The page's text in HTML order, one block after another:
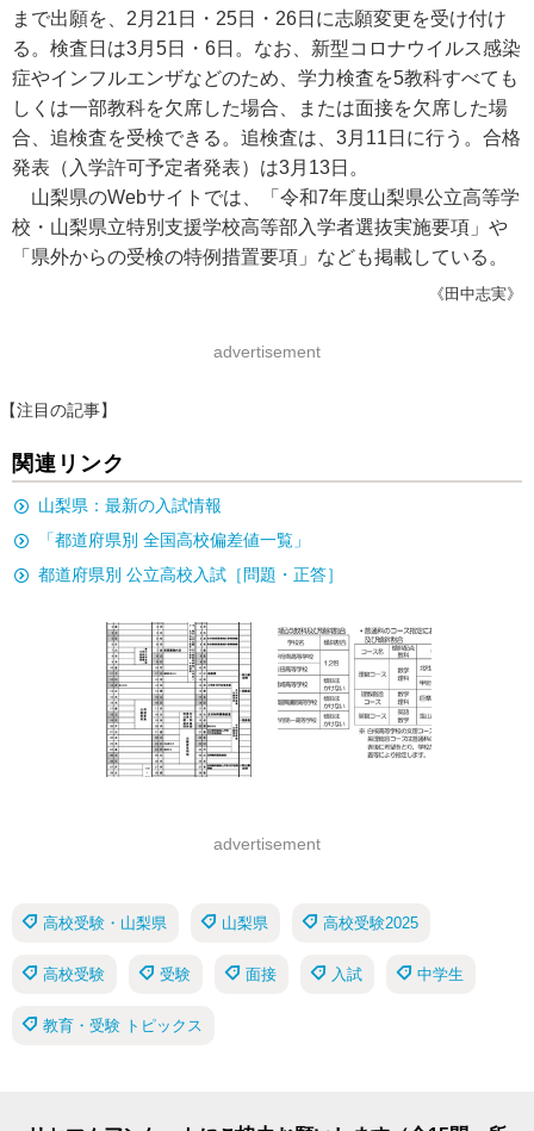
まで出願を、2月21日・25日・26日に志願変更を受け付け
る。検査日は3月5日・6日。なお、新型コロナウイルス感染
症やインフルエンザなどのため、学力検査を5教科すべても
しくは一部教科を欠席した場合、または面接を欠席した場
合、追検査を受検できる。追検査は、3月11日に行う。合格
発表（入学許可予定者発表）は3月13日。
山梨県のWebサイトでは、「令和7年度山梨県公立高等学
校・山梨県立特別支援学校高等部入学者選抜実施要項」や
「県外からの受検の特例措置要項」なども掲載している。
《田中志実》
advertisement
【注目の記事】
関連リンク
山梨県：最新の入試情報
「都道府県別 全国高校偏差値一覧」
都道府県別 公立高校入試［問題・正答］
advertisement
高校受験・山梨県 山梨県 高校受験2025
高校受験 受験 面接 入試 中学生
教育・受験 トピックス